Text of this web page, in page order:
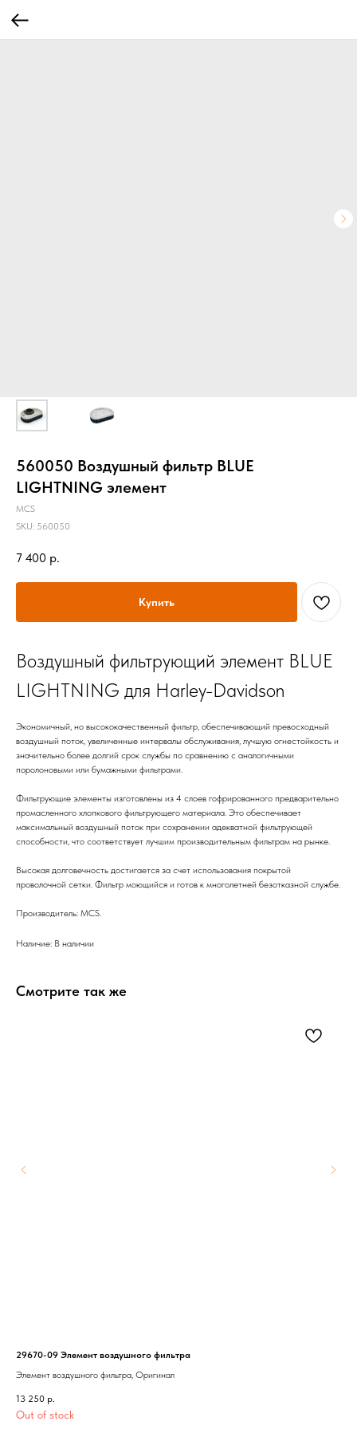
560050 Воздушный фильтр BLUE
LIGHTNING элемент
MCS
SKU: 560050
7 400 р.
Купить
Воздушный фильтрующий элемент BLUE
LIGHTNING для Harley-Davidson
Экономичный, но высококачественный фильтр, обеспечивающий превосходный
воздушный поток, увеличенные интервалы обслуживания, лучшую огнестойкость и
значительно более долгий срок службы по сравнению с аналогичными
поролоновыми или бумажными фильтрами.
Фильтрующие элементы изготовлены из 4 слоев гофрированного предварительно
промасленного хлопкового фильтрующего материала. Это обеспечивает
максимальный воздушный поток при сохранении адекватной фильтрующей
способности, что соответствует лучшим производительным фильтрам на рынке.
Высокая долговечность достигается за счет использования покрытой
проволочной сетки. Фильтр моющийся и готов к многолетней безотказной службе.
Производитель: MCS.
Наличие: В наличии
Смотрите так же
29670-09 Элемент воздушного фильтра
Элемент воздушного фильтра, Оригинал
13 250 р.
Out of stock